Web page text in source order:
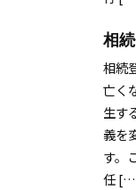
相
相続
亡く
生す
義を
す。
任